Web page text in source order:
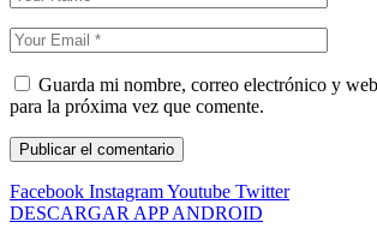
Guarda mi nombre, correo electrónico y
para la próxima vez que comente.
Facebook InstagramYoutube Twitter
DESCARGAR APP ANDROID